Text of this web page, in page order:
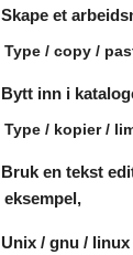
Skape et
Type / copy /
Bytt inn i
Type / kopier /
Bruk en tekst
eksempel,
Unix / gnu /